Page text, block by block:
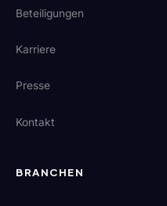
Beteiligungen
Karriere
Presse
Kontakt
BRANCHEN